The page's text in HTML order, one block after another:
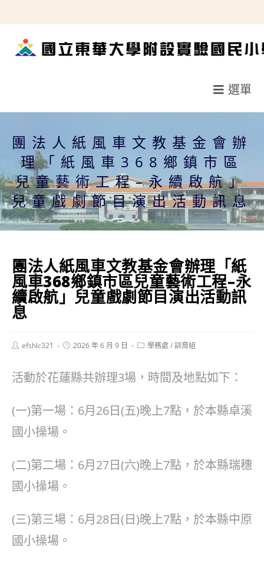
轉
選單
團法人紙風車文教基金會辦
理「紙風車368鄉鎮市區
兒童藝術工程–永續啟航」
兒童戲劇節目演出活動訊息
團法人紙風車文教基金會辦理「紙
風車368鄉鎮市區兒童藝術工程–永
續啟航」兒童戲劇節目演出活動訊
息
Postefshlc321
Post2026 年 6 月 9 日
Post學務處 /訓育組
活動於花蓮縣共辦理3場，時間及地點如下：
(一)第一場：6月26日(五)晚上7點，於本縣卓溪
國小操場。
(二)第二場：6月27日(六)晚上7點，於本縣瑞穗
國小操場。
(三)第三場：6月28日(日)晚上7點，於本縣中原
國小操場。